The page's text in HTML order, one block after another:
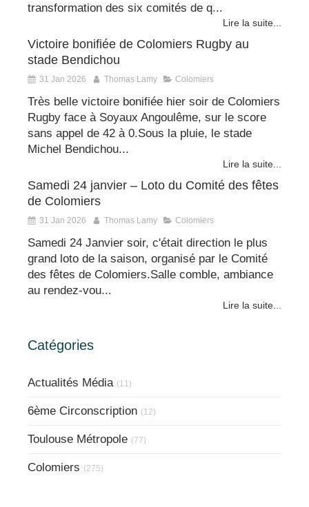
transformation des six comités de q...
Lire la suite...
Victoire bonifiée de Colomiers Rugby au
stade Bendichou
31 Jan 2026 Thomas Lamy Colomiers
Très belle victoire bonifiée hier soir de Colomiers
Rugby face à Soyaux Angoulême, sur le score
sans appel de 42 à 0.Sous la pluie, le stade
Michel Bendichou...
Lire la suite...
Samedi 24 janvier – Loto du Comité des fêtes
de Colomiers
31 Jan 2026 Thomas Lamy Colomiers
Samedi 24 Janvier soir, c'était direction le plus
grand loto de la saison, organisé par le Comité
des fêtes de Colomiers.Salle comble, ambiance
au rendez-vou...
Lire la suite...
Catégories
Actualités Média (11)
6ème Circonscription (12)
Toulouse Métropole (77)
Colomiers (275)